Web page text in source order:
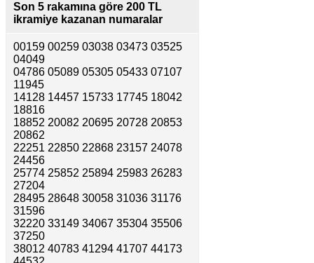
Son 5 rakamına göre 200 TL
ikramiye kazanan numaralar
00159 00259 03038 03473 03525
04049
04786 05089 05305 05433 07107
11945
14128 14457 15733 17745 18042
18816
18852 20082 20695 20728 20853
20862
22251 22850 22868 23157 24078
24456
25774 25852 25894 25983 26283
27204
28495 28648 30058 31036 31176
31596
32220 33149 34067 35304 35506
37250
38012 40783 41294 41707 44173